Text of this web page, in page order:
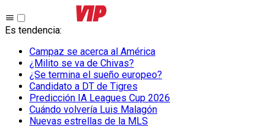
Es tendencia:
Campaz se acerca al América
¿Milito se va de Chivas?
¿Se termina el sueño europeo?
Candidato a DT de Tigres
Predicción IA Leagues Cup 2026
Cuándo volvería Luis Malagón
Nuevas estrellas de la MLS